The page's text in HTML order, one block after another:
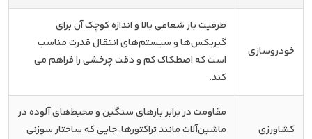
خودروسازی
ظرفیت بار شعاعی بالا و اندازه کوچک آن برای
گیربکس‌ها و سیستم‌های انتقال قدرت مناسب
است که اصطکاک کم و دقت چرخشی را فراهم می
کند.
کشاورزی
مقاومت در برابر بارهای سنگین و محیط‌های آلوده در
ماشین‌آلات مانند تراکتورها، جایی که ساختار سوزنی